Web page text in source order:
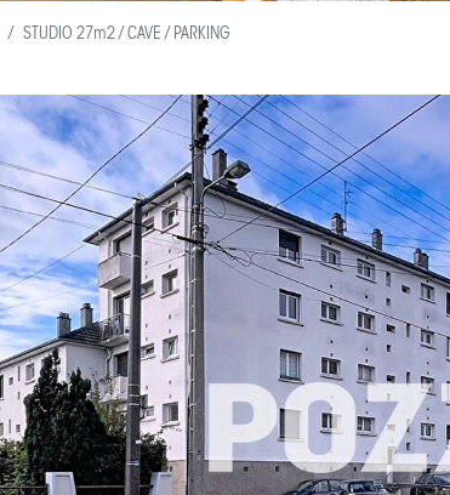
STUDIO 27m2 / CAVE / PARKING